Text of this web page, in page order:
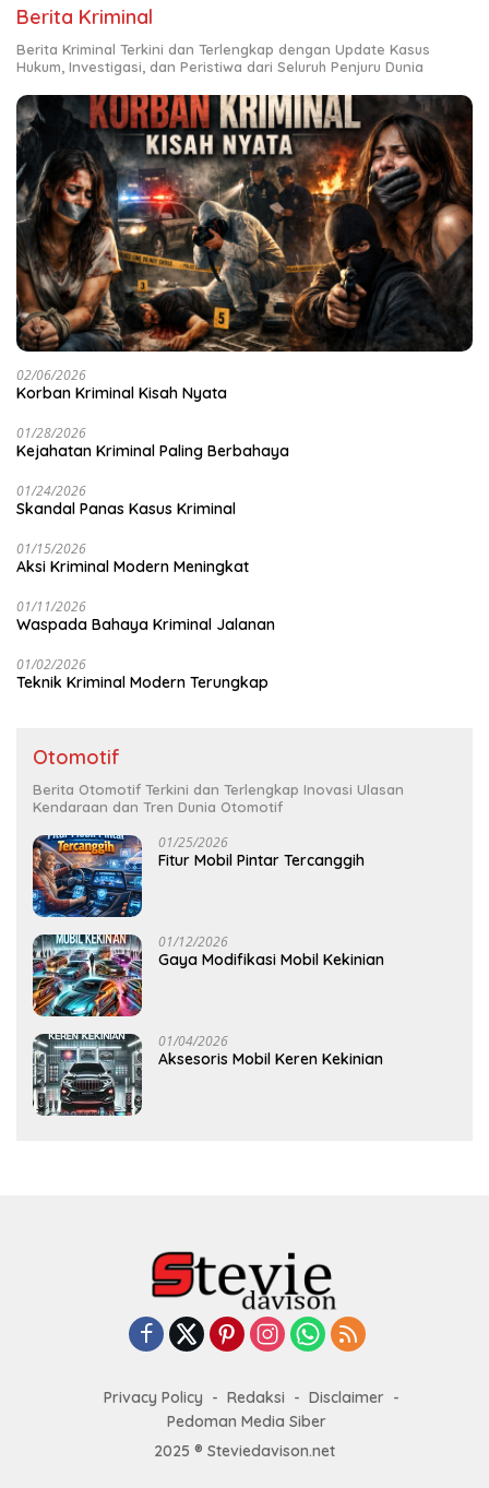
Berita Kriminal
Berita Kriminal Terkini dan Terlengkap dengan Update Kasus
Hukum, Investigasi, dan Peristiwa dari Seluruh Penjuru Dunia
02/06/2026
Korban Kriminal Kisah Nyata
01/28/2026
Kejahatan Kriminal Paling Berbahaya
01/24/2026
Skandal Panas Kasus Kriminal
01/15/2026
Aksi Kriminal Modern Meningkat
01/11/2026
Waspada Bahaya Kriminal Jalanan
01/02/2026
Teknik Kriminal Modern Terungkap
Otomotif
Berita Otomotif Terkini dan Terlengkap Inovasi Ulasan
Kendaraan dan Tren Dunia Otomotif
01/25/2026
Fitur Mobil Pintar Tercanggih
01/12/2026
Gaya Modifikasi Mobil Kekinian
01/04/2026
Aksesoris Mobil Keren Kekinian
Privacy Policy Redaksi
Disclaimer
Pedoman Media Siber
2025 ® Steviedavison.net